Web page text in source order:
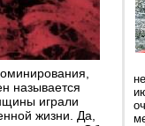
называется
играли
жизни. Да,